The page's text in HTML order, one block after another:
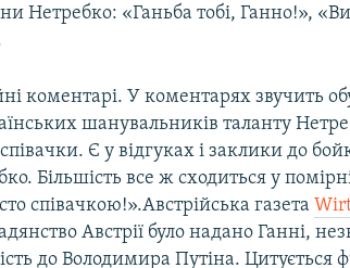
Нетребко: «Ганьба тобі, Ганно!»,
коментарі. У коментарях звучить
шанувальників таланту
Є у відгуках і заклики до
Більшість все ж сходиться у
співачкою!».Австрійська газета
Австрії було надано Ганні,
до Володимира Путіна. Цитується